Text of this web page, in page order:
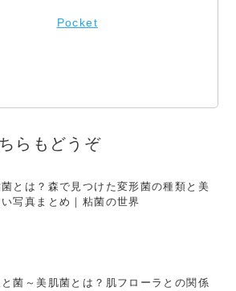
Pocket
らもどうぞ
菌とは？森で見つけた変形菌の種類と美
い写真まとめ｜粘菌の世界
と菌～美肌菌とは？肌フローラとの関係